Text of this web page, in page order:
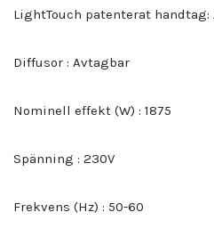
LightTouch patenterat handtag:
Diffusor : Avtagbar
Nominell effekt (W) : 1875
Spänning : 230V
Frekvens (Hz) : 50-60